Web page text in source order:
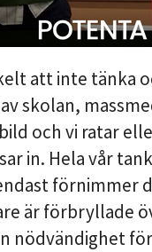
att inte tänka
skolan,
och vi ratar
in. Hela vår
förnimmer
är förbryllade
nödvändighet